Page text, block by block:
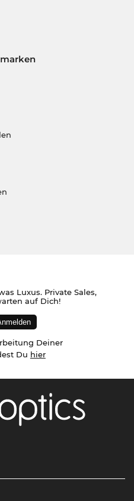
Luxus. Private Sales,
auf Dich!
Deiner
Du hier